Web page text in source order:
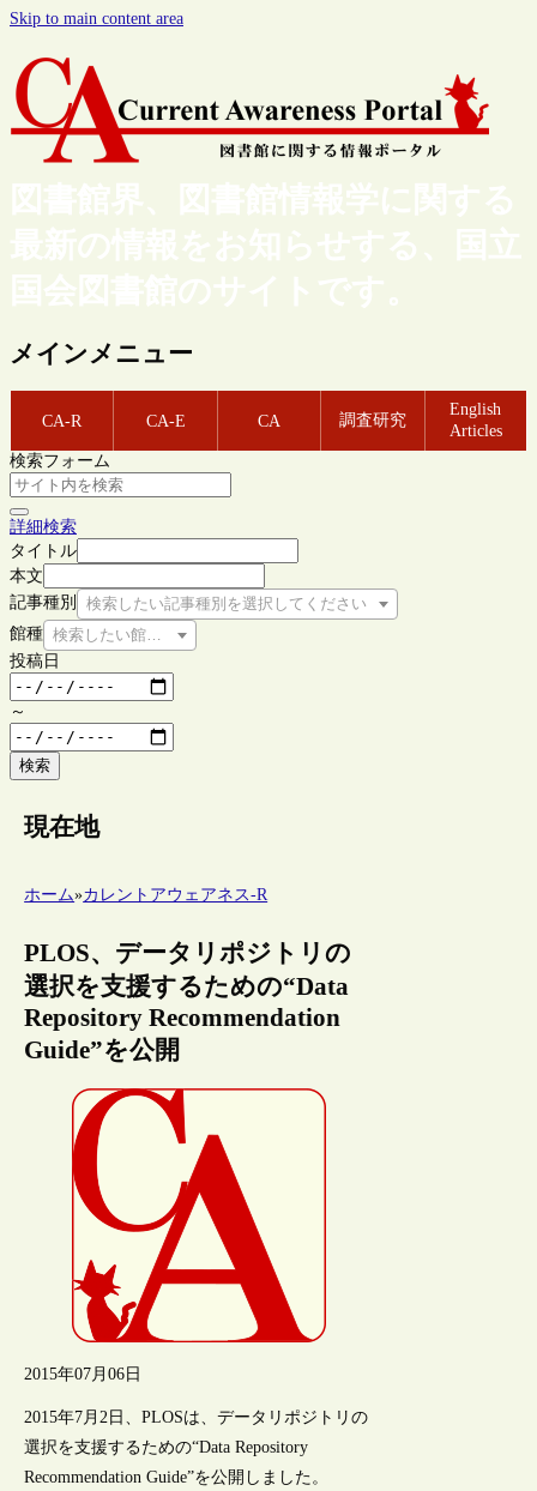
Skip to main content area
図書館界、図書館情報学に関する
最新の情報をお知らせする、国立
国会図書館のサイトです。
メインメニュー
CA-R CA-E CA 調査研究
English
Articles
検索フォーム
詳細検索
タイトル
本文
記事種別
検索したい記事種別を選択してください
館種 検索したい館種を選択してください
投稿日
～
検索
現在地
ホーム»カレントアウェアネス-R
PLOS、データリポジトリの
選択を支援するための“Data
Repository Recommendation
Guide”を公開
2015年07月06日
2015年7月2日、PLOSは、データリポジトリの
選択を支援するための“Data Repository
Recommendation Guide”を公開しました。